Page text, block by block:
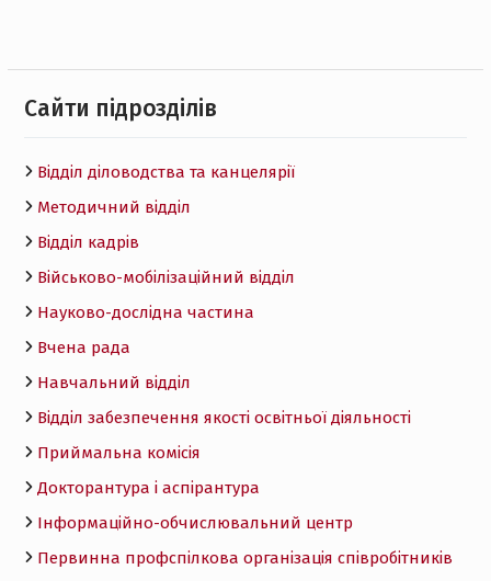
Cайти підрозділів
Відділ діловодства та канцелярії
Методичний відділ
Відділ кадрів
Військово-мобілізаційний відділ
Науково-дослідна частина
Вчена рада
Навчальний відділ
Відділ забезпечення якості освітньої діяльності
Приймальна комісія
Докторантура і аспірантура
Інформаційно-обчислювальний центр
Первинна профспілкова організація співробітників